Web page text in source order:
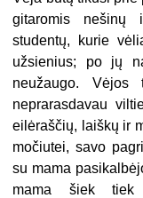
gitaromis nešinų
studentų, kurie
užsienius; po jų
neužaugo.
neprarasdavau
eilėraščių, laiškų ir
močiutei, savo
su mama
mama šiek tiek